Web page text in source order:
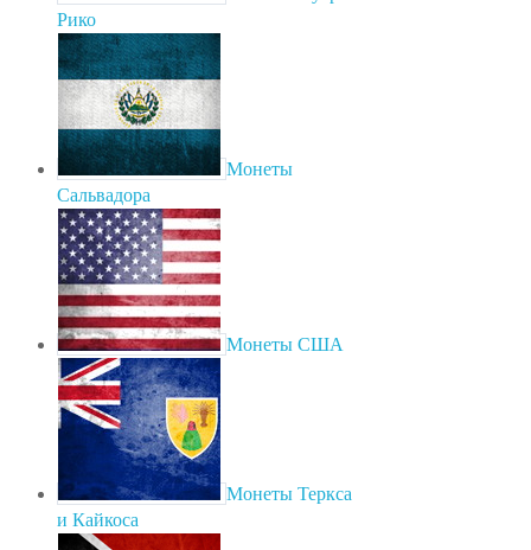
Рико
Монеты
Сальвадора
Монеты США
Монеты Теркса
и Кайкоса